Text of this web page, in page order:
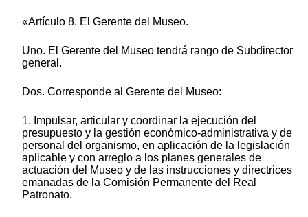
«Artículo 8. El Gerente del Museo.
Uno. El Gerente del Museo tendrá rango de Subdirector
general.
Dos. Corresponde al Gerente del Museo:
1. Impulsar, articular y coordinar la ejecución del
presupuesto y la gestión económico-administrativa y de
personal del organismo, en aplicación de la legislación
aplicable y con arreglo a los planes generales de
actuación del Museo y de las instrucciones y directrices
emanadas de la Comisión Permanente del Real
Patronato.